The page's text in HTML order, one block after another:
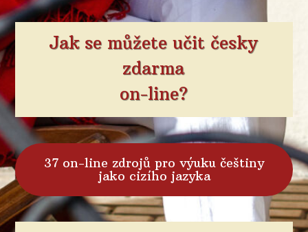
Jak se můžete učit česky
zdarma
on-line?
37 on-line zdrojů pro výuku češtiny
jako cizího jazyka